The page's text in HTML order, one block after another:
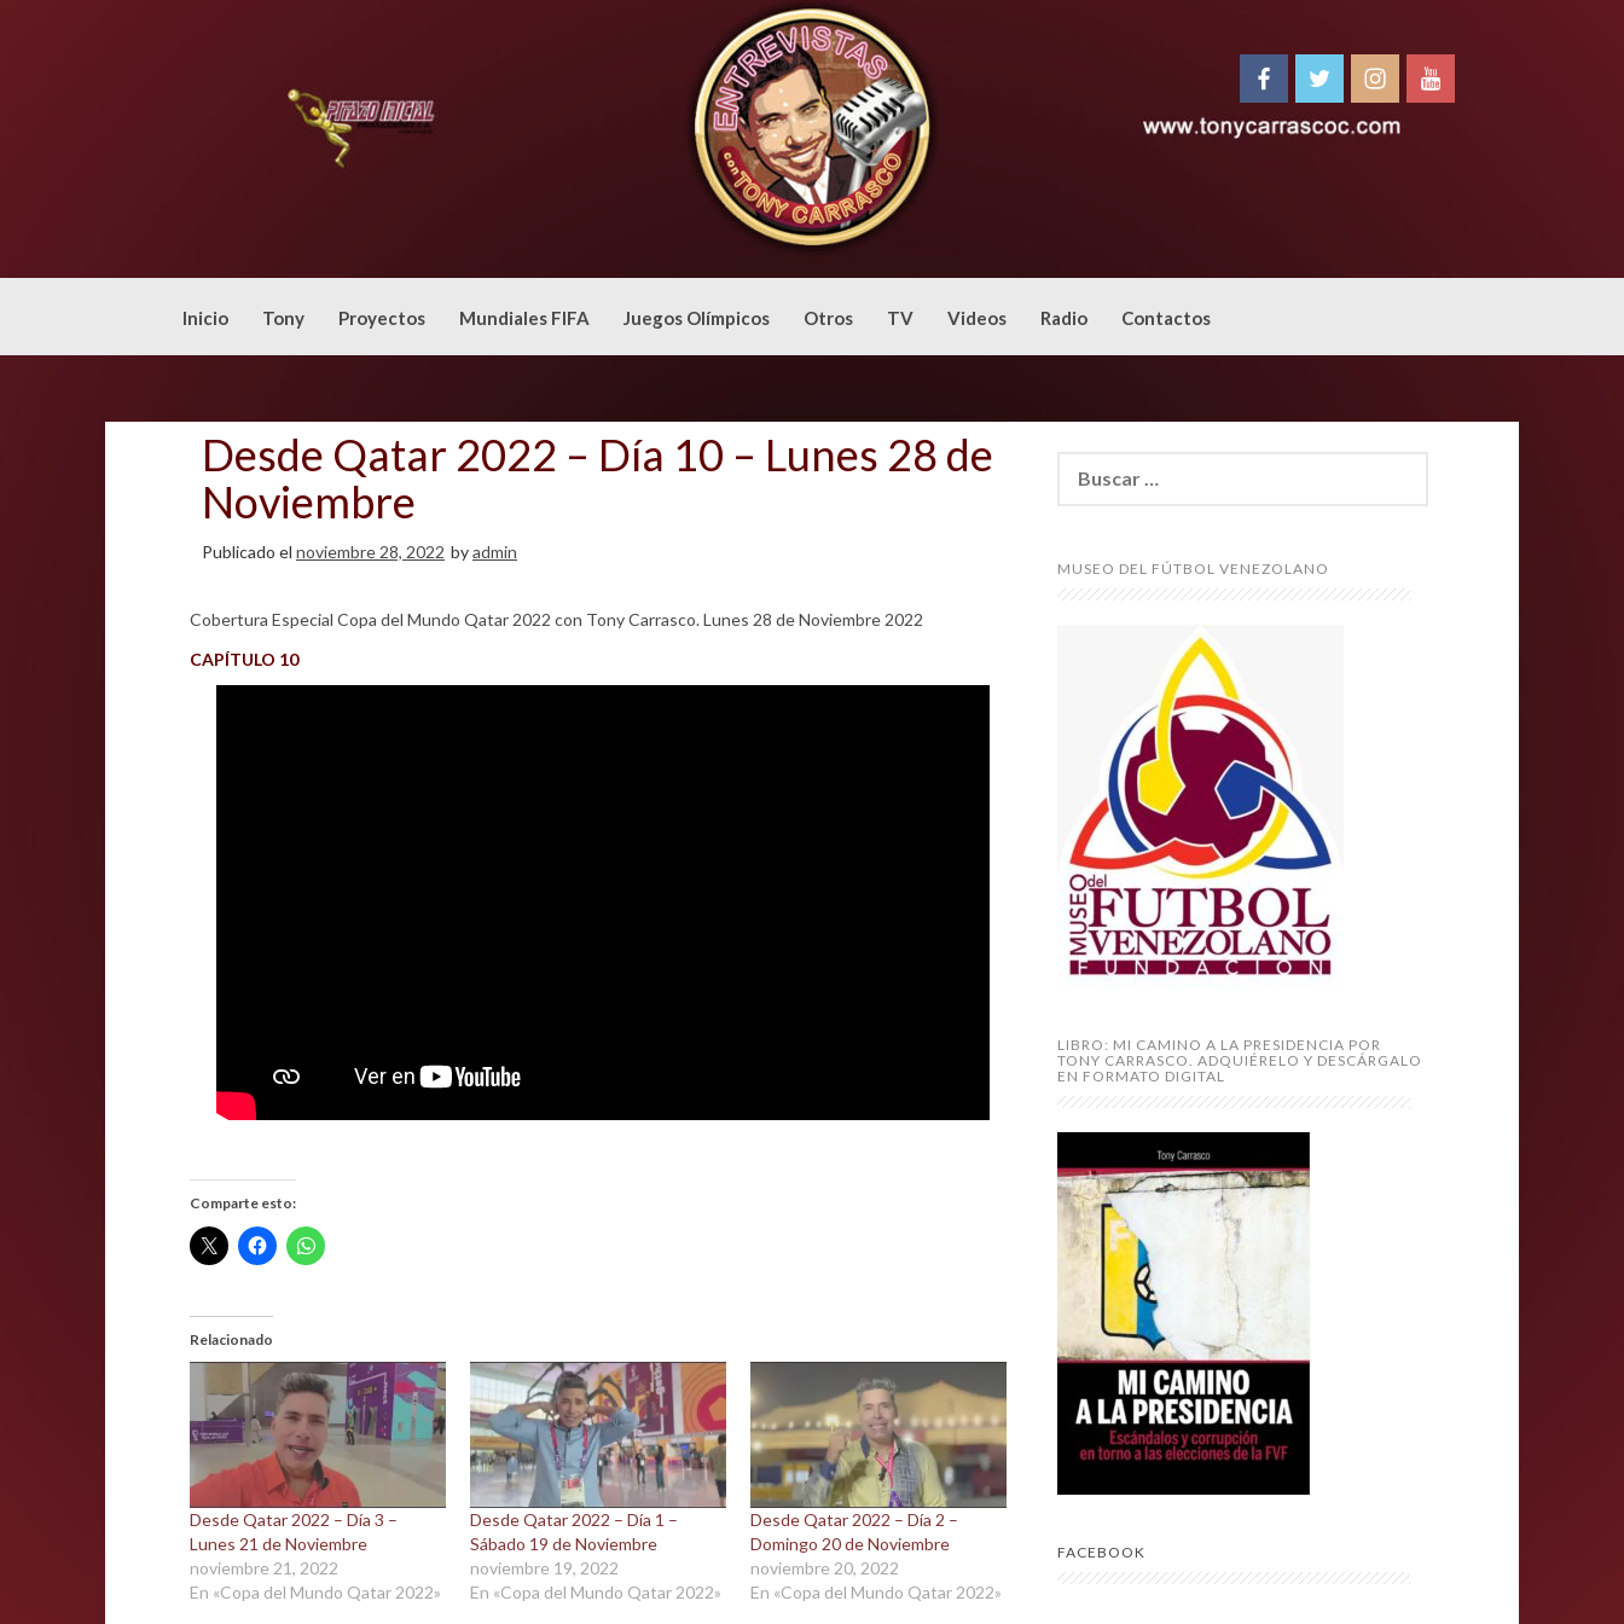
Inicio Tony Proyectos Mundiales FIFA Juegos Olímpicos Otros TV Videos Radio Contactos
Desde Qatar 2022 – Día 10 – Lunes 28 de
Noviembre
Publicado el noviembre 28, 2022 byadmin
Cobertura Especial Copa del Mundo Qatar 2022 con Tony Carrasco. Lunes 28 de Noviembre 2022
CAPÍTULO 10
Comparte esto:
Relacionado
Desde Qatar 2022 – Día 3 –
Lunes 21 de Noviembre
noviembre 21, 2022
En «Copa del Mundo Qatar 2022»
Desde Qatar 2022 – Día 1 –
Sábado 19 de Noviembre
noviembre 19, 2022
En «Copa del Mundo Qatar 2022»
Desde Qatar 2022 – Día 2 –
Domingo 20 de Noviembre
noviembre 20, 2022
En «Copa del Mundo Qatar 2022»
MUSEO DEL FÚTBOL VENEZOLANO
LIBRO: MI CAMINO A LA PRESIDENCIA POR
TONY CARRASCO. ADQUIÉRELO Y DESCÁRGALO
EN FORMATO DIGITAL
FACEBOOK